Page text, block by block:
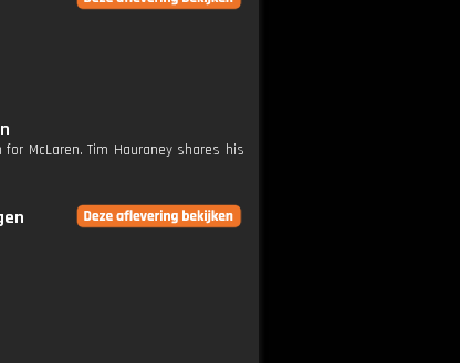
McLaren. Tim Hauraney shares his